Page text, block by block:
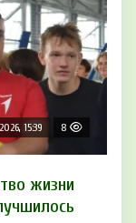
15:39 8
жизни